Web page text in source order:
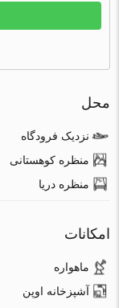
محل
نزدیک فرودگاه
منظره کوهستانی
منظره دریا
امکانات
ماهواره
آشپزخانه اوپن